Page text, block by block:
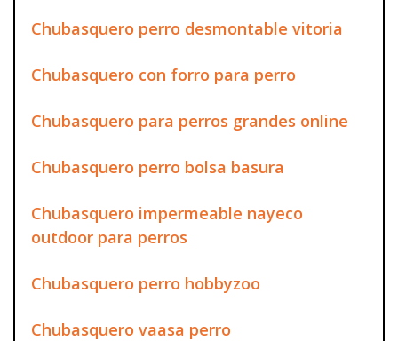
Chubasquero perro desmontable vitoria
Chubasquero con forro para perro
Chubasquero para perros grandes online
Chubasquero perro bolsa basura
Chubasquero impermeable nayeco
outdoor para perros
Chubasquero perro hobbyzoo
Chubasquero vaasa perro